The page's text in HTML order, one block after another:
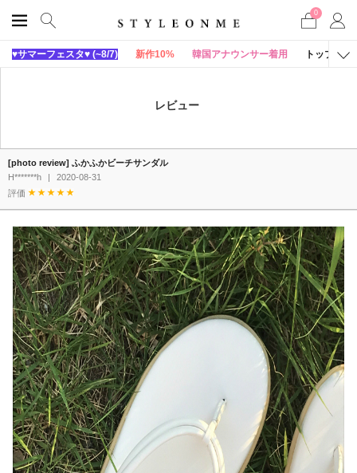
0
♥サマーフェスタ♥ (~8/7) 新作10% 韓国アナウンサー着用 トップス
レビュー
[photo review] ふかふかビーチサンダル
H*******h
|
2020-08-31
評価